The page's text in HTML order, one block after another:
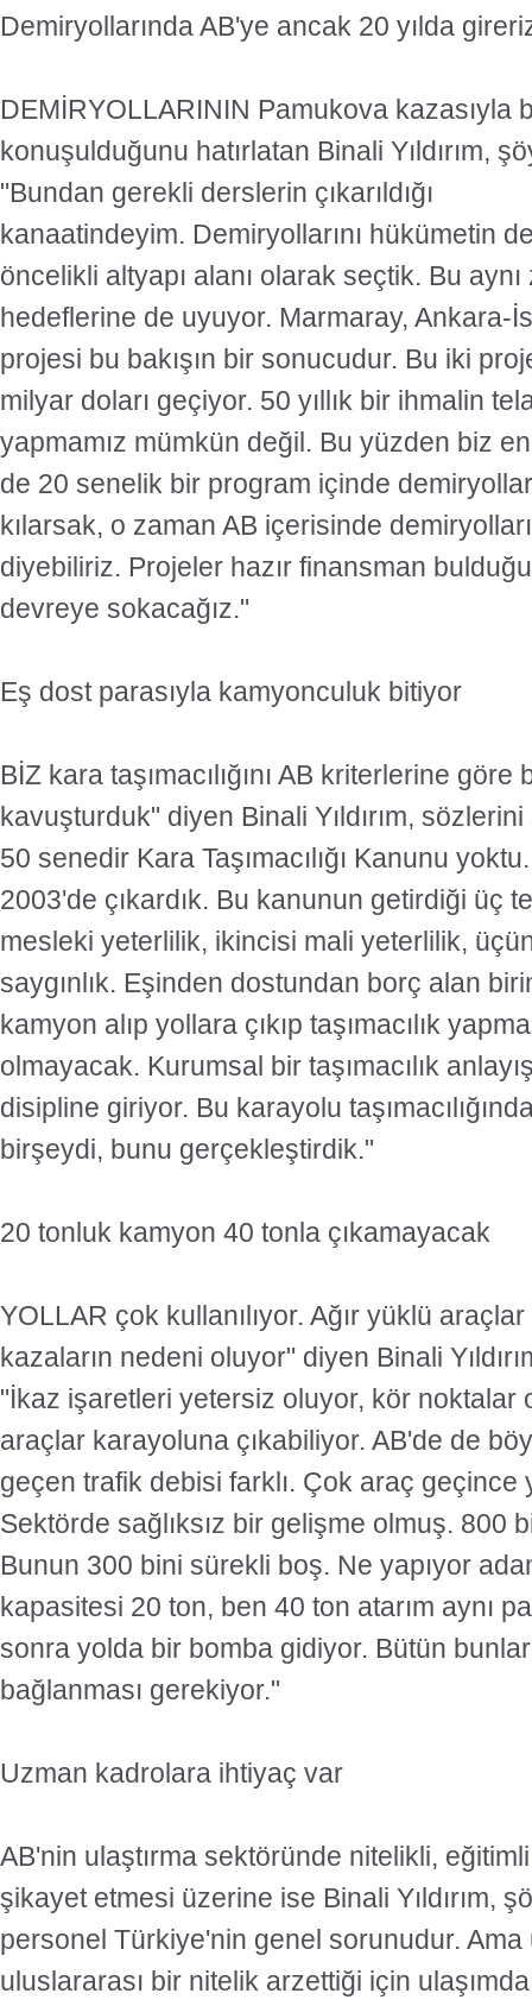
Demiryollarında AB'ye ancak 20 yılda
DEMİRYOLLARININ Pamukova kazasıyla
konuşulduğunu hatırlatan Binali Yıldırım,
"Bundan gerekli derslerin çıkarıldığı
kanaatindeyim. Demiryollarını hükümetin
öncelikli altyapı alanı olarak seçtik. Bu
hedeflerine de uyuyor. Marmaray, Ankara-
projesi bu bakışın bir sonucudur. Bu iki
milyar doları geçiyor. 50 yıllık bir ihmalin
yapmamız mümkün değil. Bu yüzden biz
de 20 senelik bir program içinde
kılarsak, o zaman AB içerisinde
diyebiliriz. Projeler hazır finansman
devreye sokacağız."
Eş dost parasıyla kamyonculuk bitiyor
BİZ kara taşımacılığını AB kriterlerine göre
kavuşturduk" diyen Binali Yıldırım,
50 senedir Kara Taşımacılığı Kanunu
2003'de çıkardık. Bu kanunun getirdiği üç
mesleki yeterlilik, ikincisi mali yeterlilik,
saygınlık. Eşinden dostundan borç alan
kamyon alıp yollara çıkıp taşımacılık
olmayacak. Kurumsal bir taşımacılık
disipline giriyor. Bu karayolu
birşeydi, bunu gerçekleştirdik."
20 tonluk kamyon 40 tonla çıkamayacak
YOLLAR çok kullanılıyor. Ağır yüklü
kazaların nedeni oluyor" diyen Binali
"İkaz işaretleri yetersiz oluyor, kör noktalar
araçlar karayoluna çıkabiliyor. AB'de de
geçen trafik debisi farklı. Çok araç geçince
Sektörde sağlıksız bir gelişme olmuş. 800
Bunun 300 bini sürekli boş. Ne yapıyor
kapasitesi 20 ton, ben 40 ton atarım aynı
sonra yolda bir bomba gidiyor. Bütün
bağlanması gerekiyor."
Uzman kadrolara ihtiyaç var
AB'nin ulaştırma sektöründe nitelikli,
şikayet etmesi üzerine ise Binali Yıldırım,
personel Türkiye'nin genel sorunudur. Ama
uluslararası bir nitelik arzettiği için